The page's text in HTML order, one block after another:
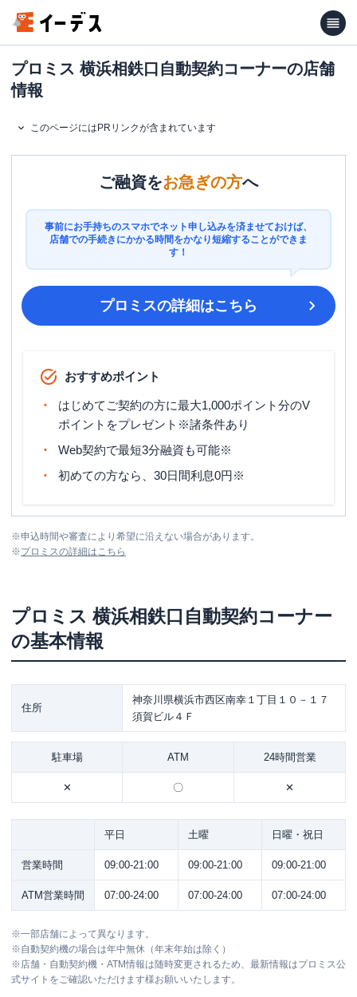
プロミス 横浜相鉄口自動契約コーナーの店舗
情報
このページにはPRリンクが含まれています
ご融資をお急ぎの方へ
事前にお手持ちのスマホでネット申し込みを済ませておけば、
店舗での手続きにかかる時間をかなり短縮することができま
す！
プロミスの詳細はこちら
おすすめポイント
はじめてご契約の方に最大1,000ポイント分のV
ポイントをプレゼント※諸条件あり
Web契約で最短3分融資も可能※
初めての方なら、30日間利息0円※
※申込時間や審査により希望に沿えない場合があります。
※プロミスの詳細はこちら
プロミス 横浜相鉄口自動契約コーナー
の基本情報
住所
神奈川県横浜市西区南幸１丁目１０－１７
須賀ビル４Ｆ
駐車場 ATM 24時間営業
✕ 〇 ✕
平日 土曜 日曜・祝日
営業時間 09:00-21:00 09:00-21:00 09:00-21:00
ATM営業時間 07:00-24:00 07:00-24:00 07:00-24:00
※一部店舗によって異なります。
※自動契約機の場合は年中無休（年末年始は除く）
※店舗・自動契約機・ATM情報は随時変更されるため、最新情報はプロミス公
式サイトをご確認いただけます様お願いいたします。